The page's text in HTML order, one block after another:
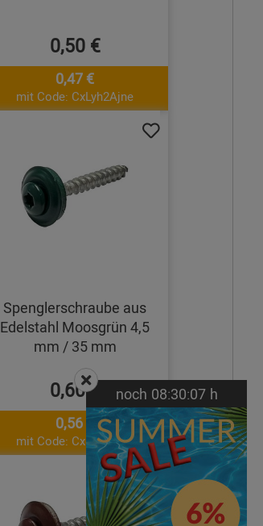
0,50 €
0,47 €
mit Code: CxLyh2Ajne
Spenglerschraube aus
Edelstahl Moosgrün 4,5
mm / 35 mm
0,60 €
0,56 €
mit Code: CxLyh2Ajne
noch 08:30:06 h